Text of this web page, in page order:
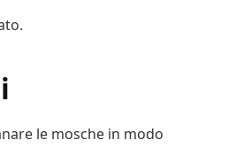
le mosche in modo